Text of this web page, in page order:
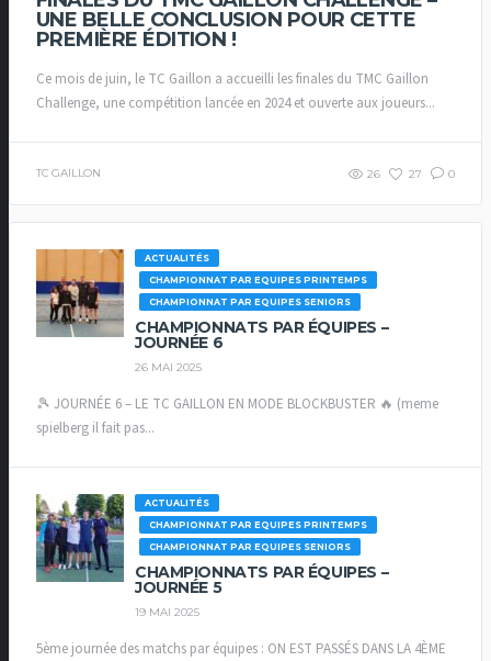
UNE BELLE CONCLUSION POUR CETTE
PREMIÈRE ÉDITION !
Ce mois de juin, le TC Gaillon a accueilli les finales du TMC Gaillon
Challenge, une compétition lancée en 2024 et ouverte aux joueurs...
TC GAILLON 26 27 0
ACTUALITÉS
CHAMPIONNAT PAR EQUIPES PRINTEMPS
CHAMPIONNAT PAR EQUIPES SENIORS
CHAMPIONNATS PAR ÉQUIPES –
JOURNÉE 6
26 MAI 2025
🎾 JOURNÉE 6 – LE TC GAILLON EN MODE BLOCKBUSTER 🔥 (meme
spielberg il fait pas...
ACTUALITÉS
CHAMPIONNAT PAR EQUIPES PRINTEMPS
CHAMPIONNAT PAR EQUIPES SENIORS
CHAMPIONNATS PAR ÉQUIPES –
JOURNÉE 5
19 MAI 2025
5ème journée des matchs par équipes : ON EST PASSÉS DANS LA 4ÈME